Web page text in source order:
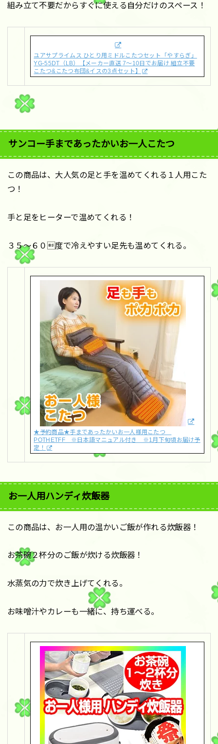
組み立て不要だからすぐに使える自分だけのスペース！
ユアサプライムス ひとり用ミドルこたつセット「やすらぎ」
YG-55DT（LB）【メーカー直送 7〜10日でお届け 組立不要
こたつ&こたつ布団&イスの3点セット】
サンコー手まであったかいお一人こたつ
この商品は、大人気の足と手を温めてくれる１人用こた
つ！
手と足をヒーターで温めてくれる！
３５〜６０度で冷えやすい足先も温めてくれる。
★予約商品★手まであったかいお一人様用こたつ
POTHETFF ※日本語マニュアル付き ※1月下旬頃お届け予
定！
お一人用ハンディ炊飯器
この商品は、お一人用の温かいご飯が作れる炊飯器！
お茶碗２杯分のご飯が炊ける炊飯器！
水蒸気の力で炊き上げてくれる。
お味噌汁やカレーも一緒に、持ち運べる。